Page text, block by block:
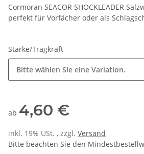
Cormoran SEACOR SHOCKLEADER
perfekt für Vorfächer oder als
Stärke/Tragkraft
Bitte wählen Sie eine Variation.
ab 4,60 €
inkl. 19% USt. , zzgl. Versand
Bitte beachten Sie den